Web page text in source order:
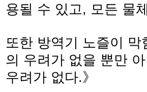
용될 수 있고, 모든 물
또한 방역기 노즐이
의 우려가 없을 뿐만
우려가 없다.》